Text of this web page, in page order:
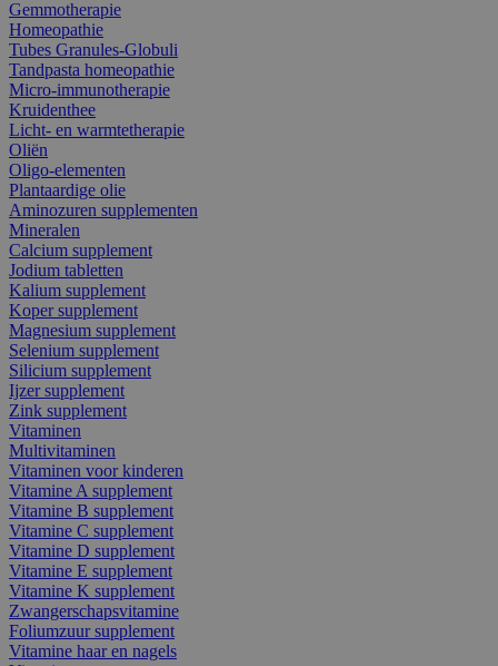
Gemmotherapie
Homeopathie
Tubes Granules-Globuli
Tandpasta homeopathie
Micro-immunotherapie
Kruidenthee
Licht- en warmtetherapie
Oliën
Oligo-elementen
Plantaardige olie
Aminozuren supplementen
Mineralen
Calcium supplement
Jodium tabletten
Kalium supplement
Koper supplement
Magnesium supplement
Selenium supplement
Silicium supplement
Ijzer supplement
Zink supplement
Vitaminen
Multivitaminen
Vitaminen voor kinderen
Vitamine A supplement
Vitamine B supplement
Vitamine C supplement
Vitamine D supplement
Vitamine E supplement
Vitamine K supplement
Zwangerschapsvitamine
Foliumzuur supplement
Vitamine haar en nagels